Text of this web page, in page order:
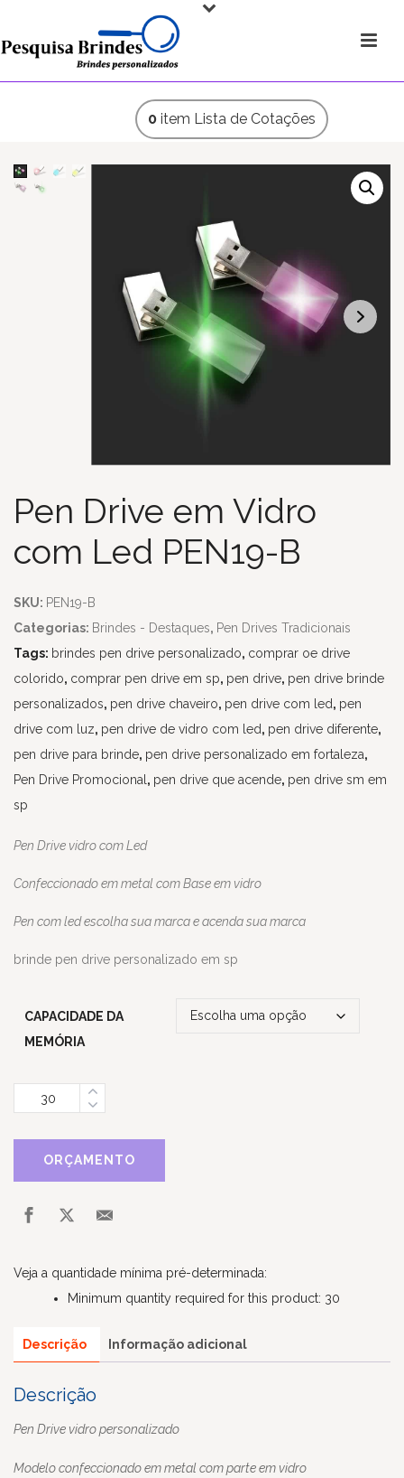
0item Lista de Cotações
Pen Drive em Vidro
com Led PEN19-B
SKU: PEN19-B
Categorias: Brindes - Destaques, Pen Drives Tradicionais
Tags: brindes pen drive personalizado, comprar oe drive
colorido, comprar pen drive em sp, pen drive, pen drive brinde
personalizados, pen drive chaveiro, pen drive com led, pen
drive com luz, pen drive de vidro com led, pen drive diferente,
pen drive para brinde, pen drive personalizado em fortaleza,
Pen Drive Promocional , pen drive que acende, pen drive sm em
sp
Pen Drive vidro com Led
Confeccionado em metal com Base em vidro
Pen com led escolha sua marca e acenda sua marca
brinde pen drive personalizado em sp
CAPACIDADE DA
MEMÓRIA
Quantidade
ORÇAMENTO
Veja a quantidade mínima pré-determinada:
Minimum quantity required for this product: 30
Descrição Informação adicional
Descrição
Pen Drive vidro personalizado
Modelo confeccionado em metal com parte em vidro